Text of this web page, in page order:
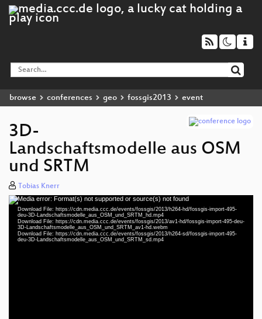
browse conferences geo fossgis2013 event
3D-
Landschaftsmodelle aus OSM
und SRTM
Tobias Knerr
Video
Player
Media error: Format(s) not supported or source(s) not found
Download File: https://cdn.media.ccc.de/events/fossgis/2013/h264-hd/fossgis-import-495-
deu-3D-Landschaftsmodelle_aus_OSM_und_SRTM_hd.mp4
Download File: https://cdn.media.ccc.de/events/fossgis/2013/av1-hd/fossgis-import-495-deu-
3D-Landschaftsmodelle_aus_OSM_und_SRTM_av1-hd.webm
Download File: https://cdn.media.ccc.de/events/fossgis/2013/h264-sd/fossgis-import-495-
deu-3D-Landschaftsmodelle_aus_OSM_und_SRTM_sd.mp4